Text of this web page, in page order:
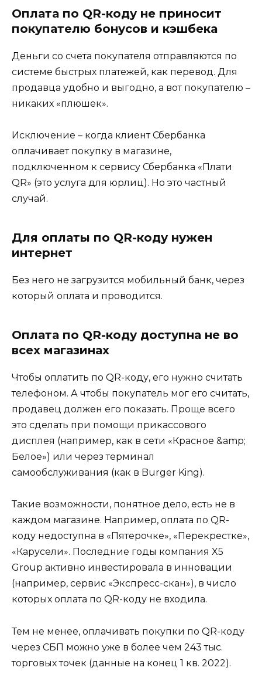
Оплата по QR-коду не приносит
покупателю бонусов и кэшбека
Деньги со счета покупателя отправляются по
системе быстрых платежей, как перевод. Для
продавца удобно и выгодно, а вот покупателю –
никаких «плюшек».
Исключение – когда клиент Сбербанка
оплачивает покупку в магазине,
подключенном к сервису Сбербанка «Плати
QR» (это услуга для юрлиц). Но это частный
случай.
Для оплаты по QR-коду нужен
интернет
Без него не загрузится мобильный банк, через
который оплата и проводится.
Оплата по QR-коду доступна не во
всех магазинах
Чтобы оплатить по QR-коду, его нужно считать
телефоном. А чтобы покупатель мог его считать,
продавец должен его показать. Проще всего
это сделать при помощи прикассового
дисплея (например, как в сети «Красное &amp;
Белое») или через терминал
самообслуживания (как в Burger King).
Такие возможности, понятное дело, есть не в
каждом магазине. Например, оплата по QR-
коду недоступна в «Пятерочке», «Перекрестке»,
«Карусели». Последние годы компания X5
Group активно инвестировала в инновации
(например, сервис «Экспресс-скан»), в число
которых оплата по QR-коду не входила.
Тем не менее, оплачивать покупки по QR-коду
через СБП можно уже в более чем 243 тыс.
торговых точек (данные на конец 1 кв. 2022).